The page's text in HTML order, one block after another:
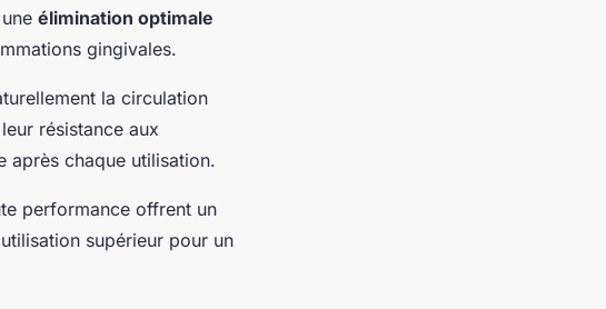
élimination optimale
gingivales.
la circulation
résistance aux
après chaque utilisation.
performance offrent un
supérieur pour un